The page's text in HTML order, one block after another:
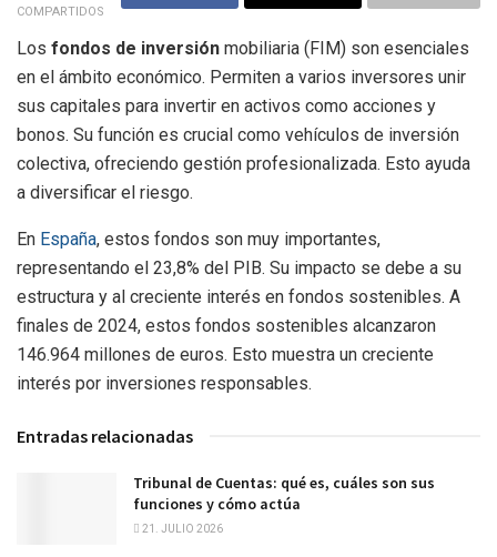
COMPARTIDOS
Los fondos de inversión mobiliaria (FIM) son esenciales
en el ámbito económico. Permiten a varios inversores unir
sus capitales para invertir en activos como acciones y
bonos. Su función es crucial como vehículos de inversión
colectiva, ofreciendo gestión profesionalizada. Esto ayuda
a diversificar el riesgo.
En España, estos fondos son muy importantes,
representando el 23,8% del PIB. Su impacto se debe a su
estructura y al creciente interés en fondos sostenibles. A
finales de 2024, estos fondos sostenibles alcanzaron
146.964 millones de euros. Esto muestra un creciente
interés por inversiones responsables.
Entradas relacionadas
Tribunal de Cuentas: qué es, cuáles son sus
funciones y cómo actúa
21. JULIO 2026